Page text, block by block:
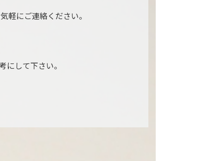
軽にご連絡ください。
にして下さい。